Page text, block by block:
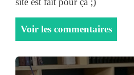
Voir les commentaires